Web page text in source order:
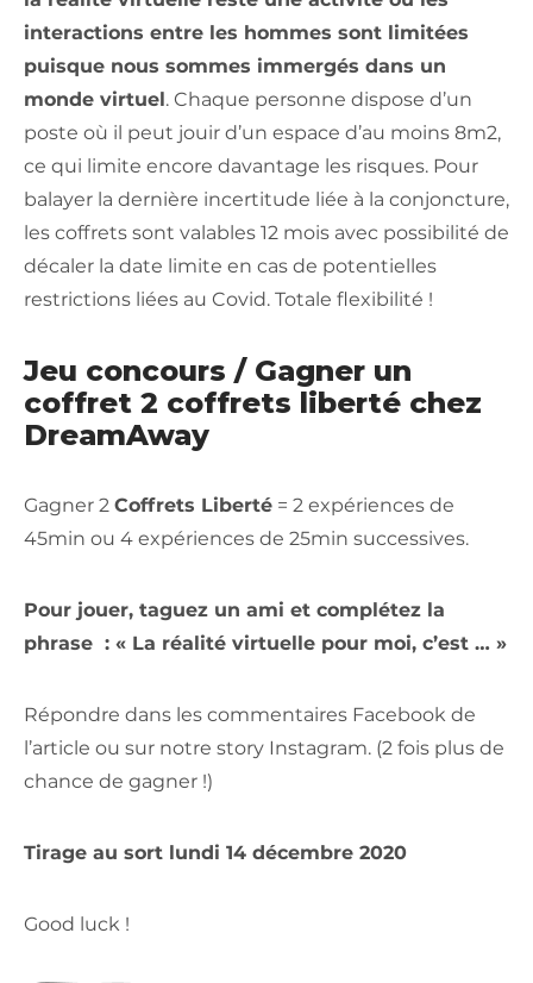
interactions entre les hommes sont limitées
puisque nous sommes immergés dans un
monde virtuel . Chaque personne dispose d’un
poste où il peut jouir d’un espace d’au moins 8m2,
ce qui limite encore davantage les risques. Pour
balayer la dernière incertitude liée à la conjoncture,
les coffrets sont valables 12 mois avec possibilité de
décaler la date limite en cas de potentielles
restrictions liées au Covid. Totale flexibilité !
Jeu concours / Gagner un
coffret 2 coffrets liberté chez
DreamAway
Gagner 2 Coffrets Liberté = 2 expériences de
45min ou 4 expériences de 25min successives.
Pour jouer, taguez un ami et complétez la
phrase : « La réalité virtuelle pour moi, c’est … »
Répondre dans les commentaires Facebook de
l’article ou sur notre story Instagram. (2 fois plus de
chance de gagner !)
Tirage au sort lundi 14 décembre 2020
Good luck !